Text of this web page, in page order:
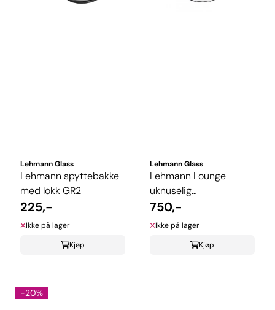
Lehmann Glass
Lehmann spyttebakke
med lokk GR2
225,-
Ikke på lager
Kjøp
Lehmann Glass
Lehmann Lounge
uknuselig
champagneglass 6-
pakning
750,-
Ikke på lager
Kjøp
-20%